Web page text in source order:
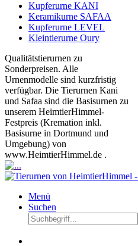
Kupferurne KANI
Keramikurne SAFAA
Kupferurne LEVEL
Kleintierurne Oury
Qualitätstierurnen zu
Sonderpreisen. Alle
Urnenmodelle sind kurzfristig
verfügbar. Die Tierurnen Kani
und Safaa sind die Basisurnen zu
unserem HeimtierHimmel-
Festpreis (Kremation inkl.
Basisurne in Dortmund und
Umgebung) von
www.HeimtierHimmel.de .
Menü
Suchen